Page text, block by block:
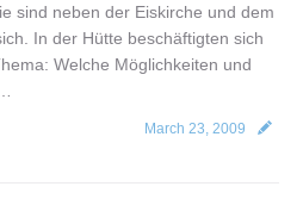
sind neben der Eiskirche und dem
In der Hütte beschäftigten sich
Welche Möglichkeiten und
March 23, 2009